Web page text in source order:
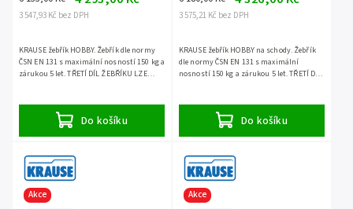
3 547,93 Kč bez DPH
Do košíku
KRAUSE žebřík HOBBY. Žebřík dle normy
ČSN EN 131 s maximální nosností 150 kg a
zárukou 5 let. TŘETÍ DÍL ŽEBŘÍKU LZE
3 575,21 Kč bez DPH
Do košíku
KRAUSE žebřík HOBBY na schody. Žebřík
dle normy ČSN EN 131 s maximální
nosností 150 kg a zárukou 5 let. TŘETÍ DÍL
Akce
Akce